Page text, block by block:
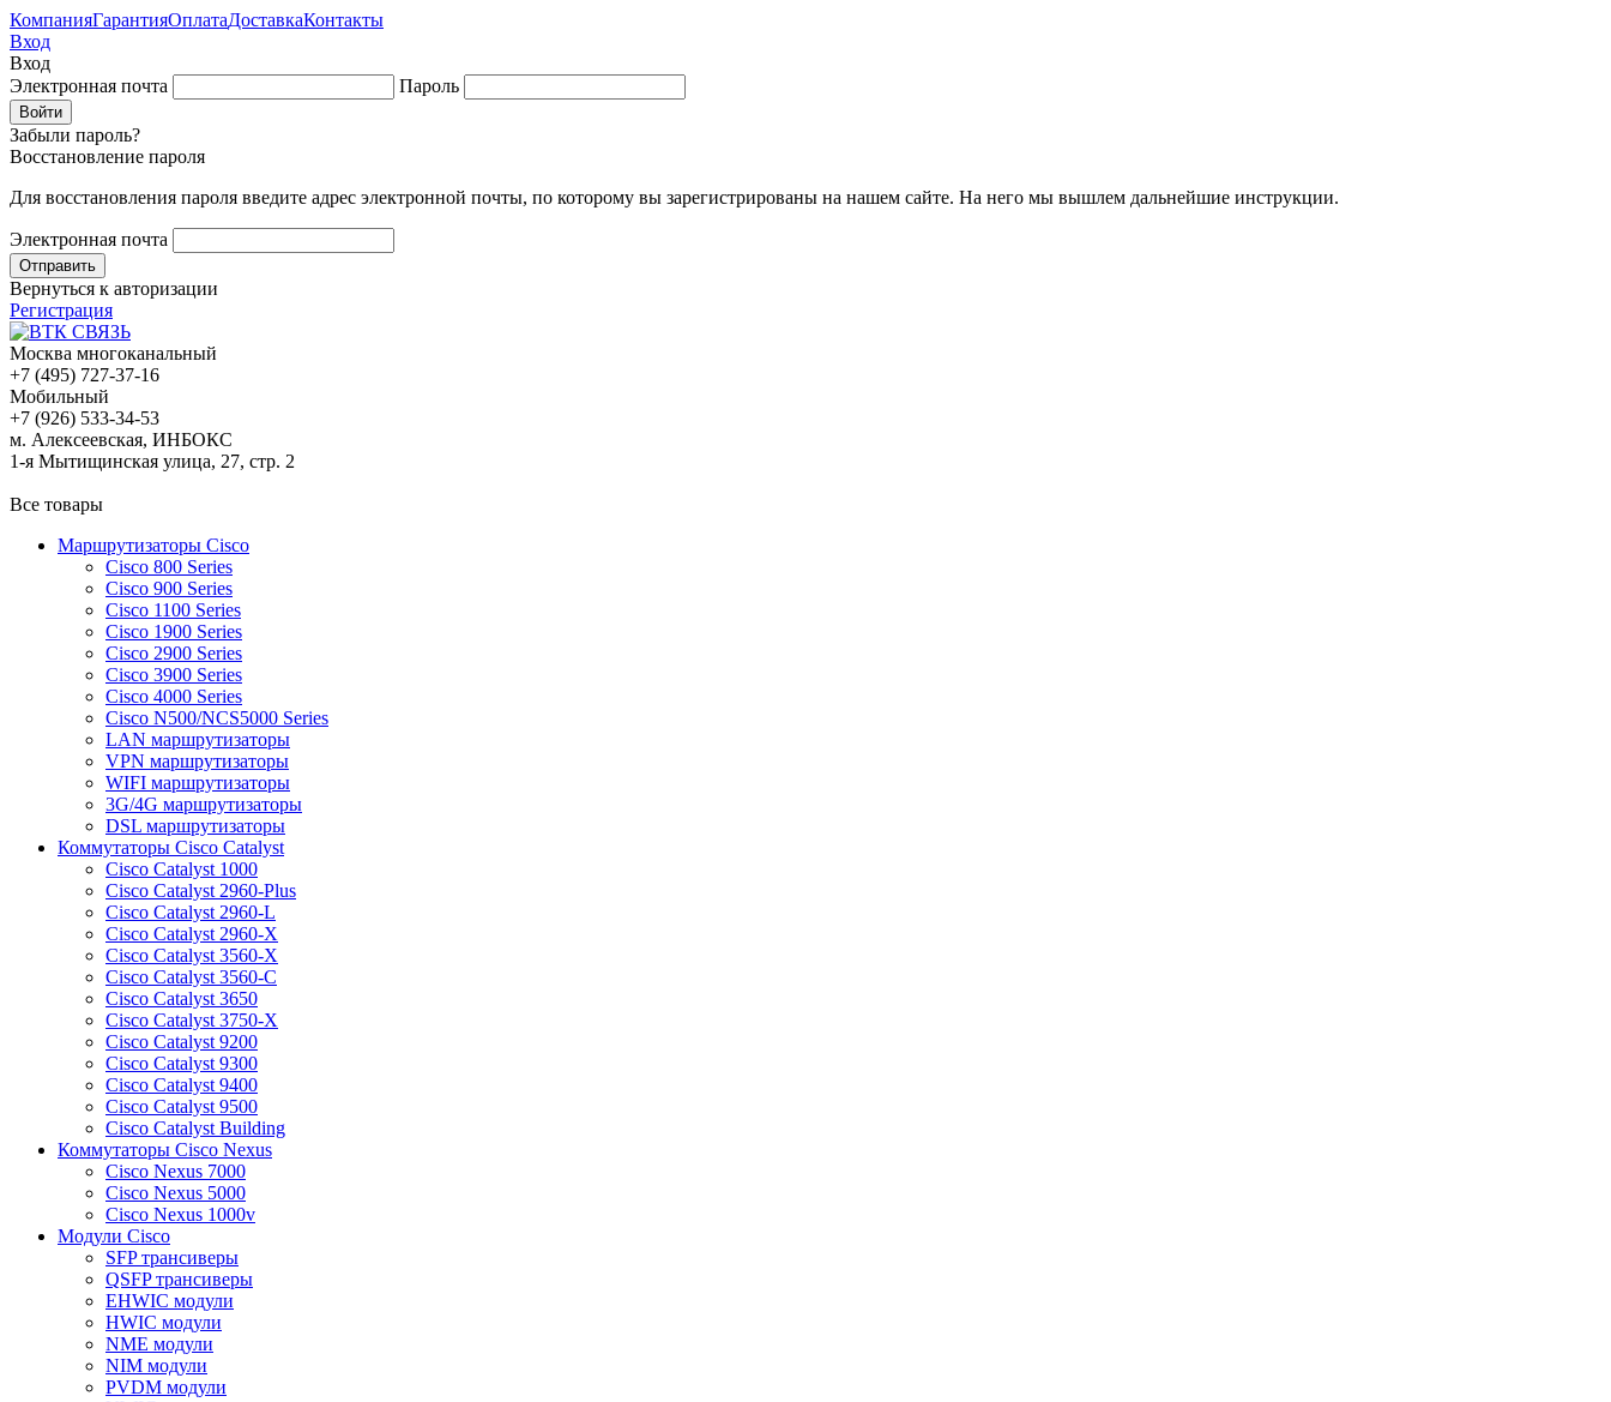
КомпанияГарантияОплатаДоставкаКонтакты
Вход
Вход
Электронная почта
Пароль
Забыли пароль?
Восстановление пароля
Для восстановления пароля введите адрес электронной почты, по которому вы зарегистрированы на нашем сайте. На него мы вышлем дальнейшие инструкции.
Электронная почта
Вернуться к авторизации
Регистрация
Москва многоканальный
+7 (495) 727-37-16
Мобильный
+7 (926) 533-34-53
м. Алексеевская, ИНБОКС
1-я Мытищинская улица, 27, стр. 2
Все товары
Маршрутизаторы Cisco
Cisco 800 Series
Cisco 900 Series
Cisco 1100 Series
Cisco 1900 Series
Cisco 2900 Series
Cisco 3900 Series
Cisco 4000 Series
Cisco N500/NCS5000 Series
LAN маршрутизаторы
VPN маршрутизаторы
WIFI маршрутизаторы
3G/4G маршрутизаторы
DSL маршрутизаторы
Коммутаторы Cisco Catalyst
Cisco Catalyst 1000
Cisco Catalyst 2960-Plus
Cisco Catalyst 2960-L
Cisco Catalyst 2960-X
Cisco Catalyst 3560-X
Cisco Catalyst 3560-C
Cisco Catalyst 3650
Cisco Catalyst 3750-X
Cisco Catalyst 9200
Cisco Catalyst 9300
Cisco Catalyst 9400
Cisco Catalyst 9500
Cisco Catalyst Building
Коммутаторы Cisco Nexus
Cisco Nexus 7000
Cisco Nexus 5000
Cisco Nexus 1000v
Модули Cisco
SFP трансиверы
QSFP трансиверы
EHWIC модули
HWIC модули
NME модули
NIM модули
PVDM модули